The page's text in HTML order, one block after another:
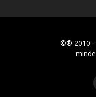
©® 2010 -